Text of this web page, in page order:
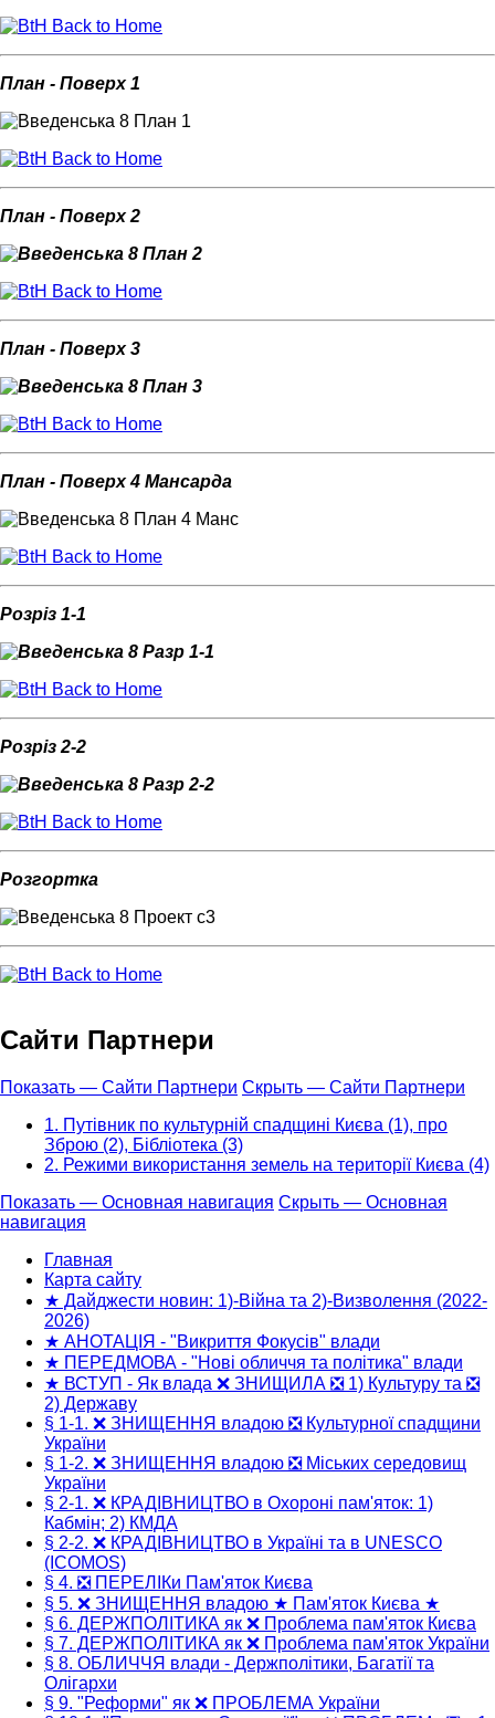
Back to Home
План - Поверх 1
Back to Home
План - Поверх 2
Back to Home
План - Поверх 3
Back to Home
План - Поверх 4 Мансарда
Back to Home
Розріз 1-1
Back to Home
Розріз 2-2
Back to Home
Розгортка
Back to Home
Сайти Партнери
Показать — Сайти Партнери Скрыть — Сайти Партнери
1. Путівник по культурній спадщині Києва (1), про
Зброю (2), Бібліотека (3)
2. Режими використання земель на території Києва (4)
Основная
навигация
Показать — Основная навигация Скрыть — Основная
навигация
Главная
Карта сайту
★ Дайджести новин: 1)-Війна та 2)-Визволення (2022-
2026)
★ АНОТАЦІЯ - "Викриття Фокусів" влади
★ ПЕРЕДМОВА - "Нові обличчя та політика" влади
★ ВСТУП - Як влада ❌ ЗНИЩИЛА ❎ 1) Культуру та ❎
2) Державу
§ 1-1. ❌ ЗНИЩЕННЯ владою ❎ Культурної спадщини
України
§ 1-2. ❌ ЗНИЩЕННЯ владою ❎ Міських середовищ
України
§ 2-1. ❌ КРАДІВНИЦТВО в Охороні пам'яток: 1)
Кабмін; 2) КМДА
§ 2-2. ❌ КРАДІВНИЦТВО в Україні та в UNESCO
(ICOMOS)
§ 4. ❎ ПЕРЕЛІКи Пам'яток Києва
§ 5. ❌ ЗНИЩЕННЯ владою ★ Пам'яток Києва ★
§ 6. ДЕРЖПОЛІТИКА як ❌ Проблема пам'яток Києва
§ 7. ДЕРЖПОЛІТИКА як ❌ Проблема пам'яток України
§ 8. ОБЛИЧЧЯ влади - Держполітики, Багатії та
Олігархи
§ 9. "Реформи" як ❌ ПРОБЛЕМА України